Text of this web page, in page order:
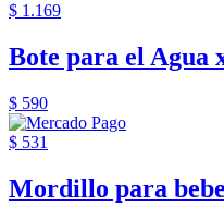
$ 1.169
Bote para el Agua
$ 590
$ 531
Mordillo para bebe